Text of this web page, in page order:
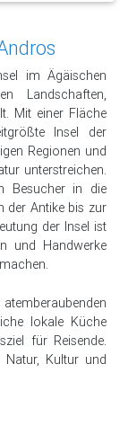
im Ägäischen
Landschaften,
Mit einer Fläche
Insel der
Regionen und
unterstreichen.
Besucher in die
der Antike bis zur
der Insel ist
und Handwerke
lokale Küche
für Reisende.
Kultur und